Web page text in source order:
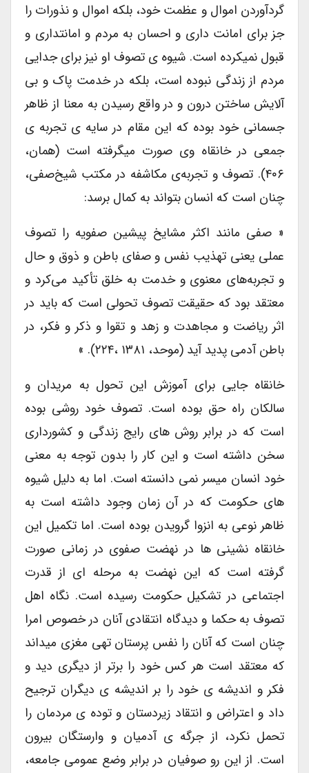
گردآوردن اموال و عظمت خود، بلکه اموال و نذورات را
جز برای امانت داری و احسان به مردم و امانتداری و
قبول نمیکرده است. شیوه ی تصوف او نیز برای جدایی
مردم از زندگی نبوده است، بلکه در خدمت پاک و بی
آلایش ساختن درون و در واقع رسیدن به معنا از ظاهر
جسمانی خود بوده که این مقام در سایه ی تجربه ی
جمعی در خانقاه وی صورت میگرفته است (همان،
۴۰۶). تصوف و تجربه‌ی مکاشفه در مکتب شیخ‌صفی،
چنان است که انسان بتواند به کمال برسد:
« صفی مانند اکثر مشایخ پیشین صفویه را تصوف
عملی یعنی تهذیب نفس و صفای باطن و ذوق و حال
و تجربه‌های معنوی و خدمت به خلق تأکید می‌کرد و
معتقد بود که حقیقت تصوف تحولی است که باید در
اثر ریاضت و مجاهدت و زهد و تقوا و ذکر و فکر، در
باطن آدمی پدید آید (موحد، ۱۳۸۱ ،۲۲۴). »
خانقاه جایی برای آموزش این تحول به مریدان و
سالکان راه حق بوده است. تصوف خود روشی بوده
است که در برابر روش های رایج زندگی و کشورداری
سخن داشته است و این کار را بدون توجه به معنی
خود انسان میسر نمی دانسته است. اما به دلیل شیوه
های حکومت که در آن زمان وجود داشته است به
ظاهر نوعی به انزوا گرویدن بوده است. اما تکمیل این
خانقاه نشینی ها در نهضت صفوی در زمانی صورت
گرفته است که این نهضت به مرحله ای از قدرت
اجتماعی در تشکیل حکومت رسیده است. نگاه اهل
تصوف به حکما و دیدگاه انتقادی آنان در خصوص امرا
چنان است که آنان را نفس پرستان تهی مغزی میداند
که معتقد است هر کس خود را برتر از دیگری دید و
فکر و اندیشه ی خود را بر اندیشه ی دیگران ترجیح
داد و اعتراض و انتقاد زیردستان و توده ی مردمان را
تحمل نکرد، از جرگه ی آدمیان و وارستگان بیرون
است. از این رو صوفیان در برابر وضع عمومی جامعه،